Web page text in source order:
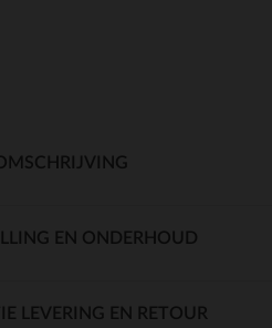
EN ONDERHOUD
LEVERING EN RETOUR